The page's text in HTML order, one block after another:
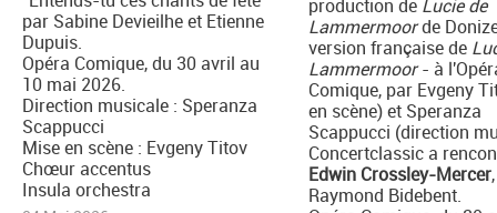
par Sabine Devieilhe et Etienne
Dupuis.
Opéra Comique, du 30 avril au
10 mai 2026.
Direction musicale : Speranza
Scappucci
Mise en scène : Evgeny Titov
Chœur accentus
Insula orchestra
production de Lucie de
Lammermoorde
version française de
Lammermoor- à
Comique, par Evgeny
en scène) et Speranza
Scappucci (direction
Concertclassic a
Edwin Crossley-Mercer,
Raymond Bidebent.